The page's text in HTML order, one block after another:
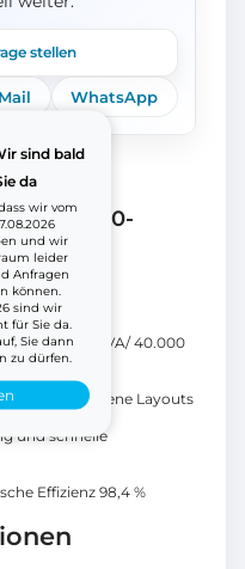
sind bald
da
wir vom
und wir
leider
Anfragen
können.
sind wir
für Sie da.
Sie dann
zu dürfen.
stellen
WhatsApp
SUN2000-
V
33.000 VA/ 40.000
an verschiedene Layouts
und schnelle
Effizienz 98,4 %